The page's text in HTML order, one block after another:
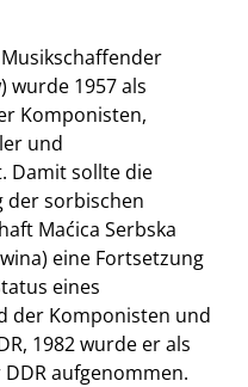
wurde 1957 als
Komponisten,
und
Damit sollte die
der sorbischen
Maćica Serbska
eine Fortsetzung
eines
der Komponisten und
1982 wurde er als
aufgenommen.